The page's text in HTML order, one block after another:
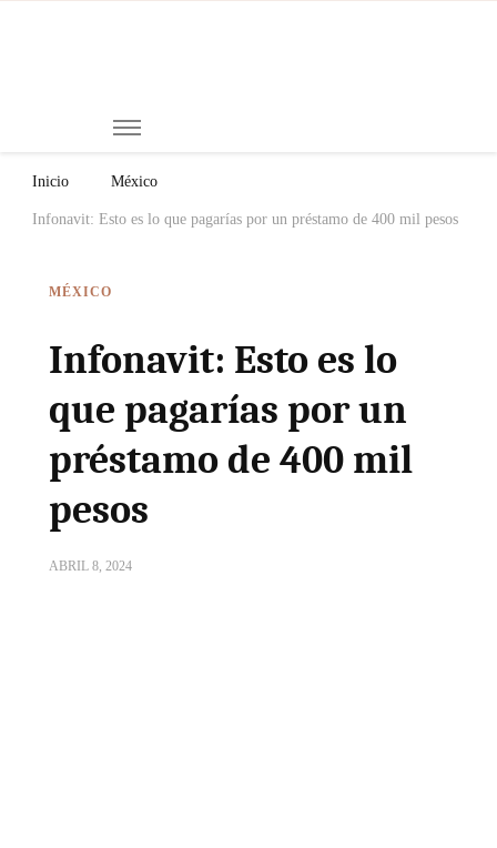
Inicio México
Infonavit: Esto es lo que pagarías por un préstamo de 400 mil pesos
MÉXICO
Infonavit: Esto es lo
que pagarías por un
préstamo de 400 mil
pesos
ABRIL 8, 2024